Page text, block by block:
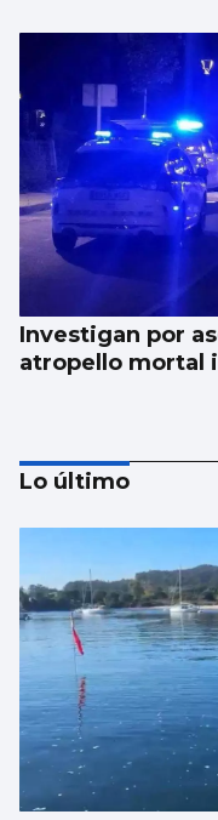
Investigan por
atropello mortal
La Atención
las gerencias
Lo último